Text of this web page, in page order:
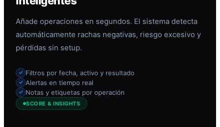
Añade operaciones en segundos. El sistema detecta
automáticamente rachas negativas, riesgo excesivo y
pérdidas sin setup.
Filtros por fecha, activo y resultado
Alertas en tiempo real
Notas y etiquetas por operación
SCORE & INSIGHTS